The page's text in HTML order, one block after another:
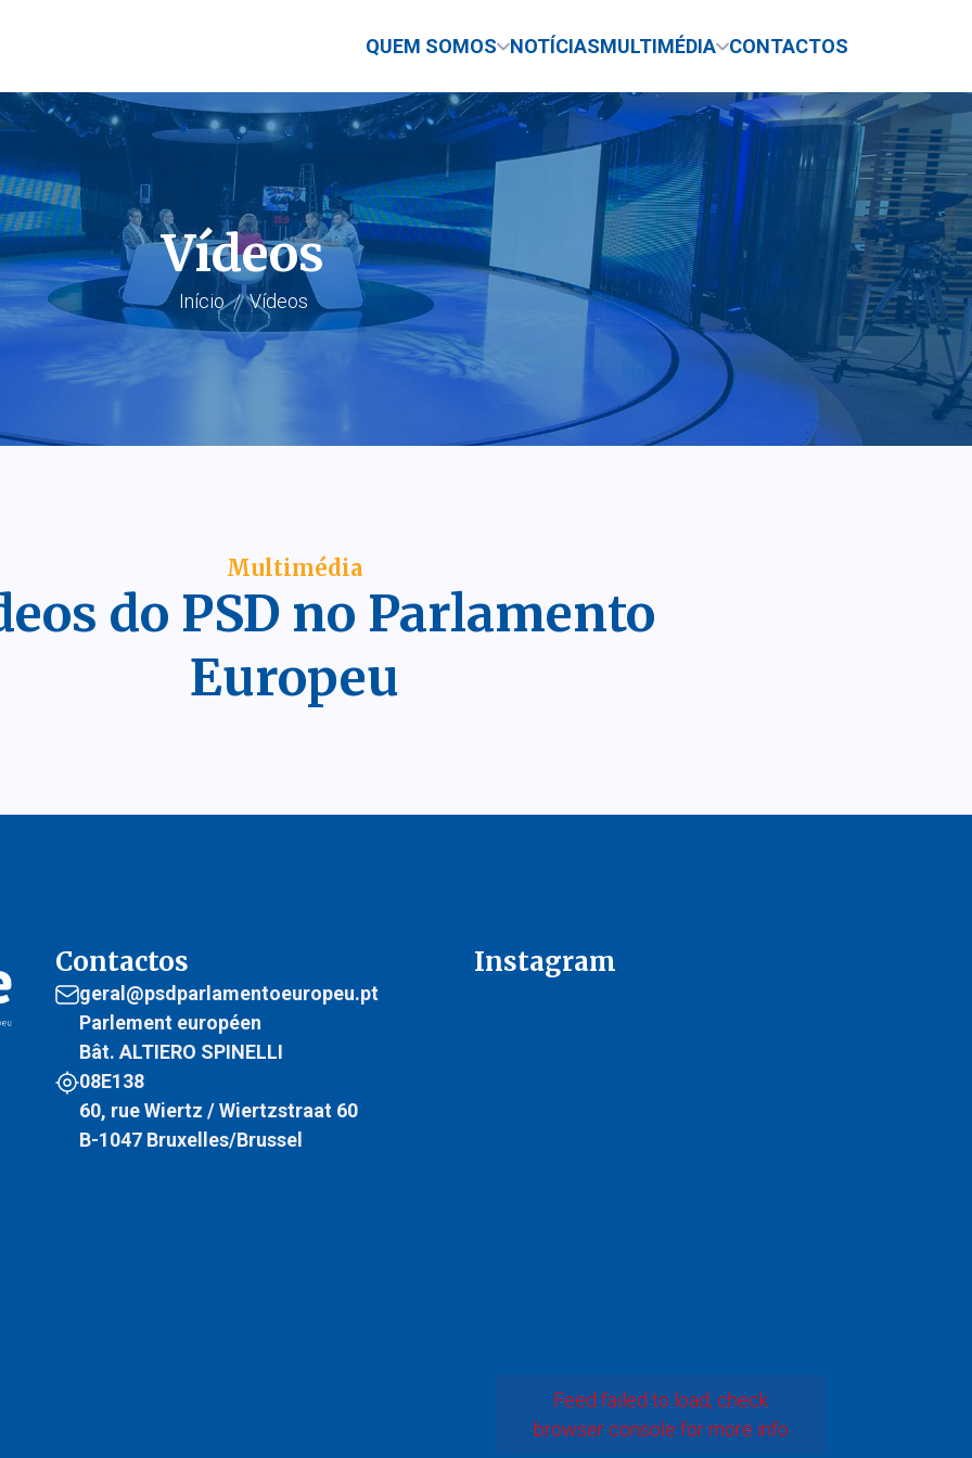
QUEM SOMOS NOTÍCIASMULTIMÉDIA CONTACTOS
Vídeos
Início Vídeos
Multimédia
do PSD no Parlamento
Europeu
Contactos
geral@psdparlamentoeuropeu.pt
Parlement européen
Bât. ALTIERO SPINELLI
08E138
60, rue Wiertz / Wiertzstraat 60
B-1047 Bruxelles/Brussel
Instagram
Feed failed to load, check
browser console for more info